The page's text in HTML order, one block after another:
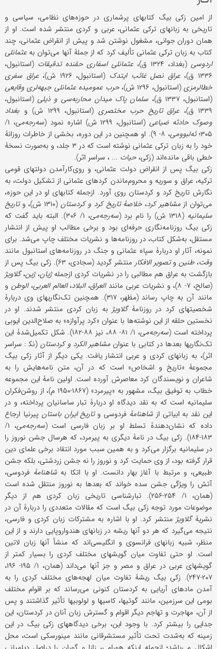
از امین زکی بیگ کتابهای پرشماری در حوزه‌های نظامی، سیاسی و
تاریخی به زبانهای ترکی عثمانی، عربی و کردی منتشر شده است. او از
همان دوران جوانی، مشغول نوشتن شد و پیش از انقراض عثمانی، چند
کتاب به زبان ترکی عثمانی تألیف کرد که از جملۀ آنها می‌توان بهعثمانلی
اردوسی (بغداد، ۱۳۲۴ ق)، عثمانلی اسفاری حقنده تدقیقات (استانبول،
۱۳۳۶ ق)،
عراق نصل غائب ایتدک (استانبول، ۱۹۲۶ ش)،
عراق سفری
خطالرمزی (استانبول، ۱۲۹۶ ش)،
حرب عمومیده عثمانلی جبهه‌لری وقایعی
(استانبول، ۱۳۳۷ ق)،
سلمان پاک میدان محاربه‌سی و ذیلی(استانبول،
۱۳۳۹ ق)،
عراق تاریخ حرب مختصری (استانبول، ۱۲۹۹ ش) و
بغداد
وصوک حادثه ضیاعی(استانبول، ۱۲۹۹ ش) اشاره نمود ( سه‌رجه‌می
، ۱/
۳۰۵؛ ئه‌لبوومی
، ۸- ۹). او همچنین در این دوره، بخشی از خاطرات روزانۀ
خود را به زبان ترکی عثمانی نوشته است که در ۳ جلد، و به‌صورت نسخۀ
خطی باقی مانده‌اند (زکی،حیات ... ، سراسر اثر).
زکی بیگ پس از انقراض دولت عثمانی، و روی‌کارآمدن دولتهای قومی
ترکیه، عراق و سوریه و محروم‌ماندن کردهای عثمانی از تشکیل دولت، به
نگارش تاریخ کرد و کردستان روی آورد. ازجمله کتابهای او در این حوزه،
می‌توان ازمشاهیر کرد،خلاصۀ تاریخ کرد و کردستان (۱۳۱۰ ش)، و
تاریخ
سلیمانیه (۱۳۱۸ ش) را نام برد ( سه‌رجه‌می
، ۱/ ۳۰۶). البته باید گفت که
زکی بیگ روزنامه‌نگاری حرفه‌ای بود و برخی مطالب او پیش از انتشار
مستقل، به‌شکل کتاب، در روزنامه‌ها و نشریات مختلف چاپ می‌شد. برای
نمونه، آثار او دربارۀ سپاه عثمانی و جنگ در روزنامه‌های استانبول مانند
وقت،طنین وتصویر الافکار
منتشر گردید (سجادی، ۶۳). زکی بیگ پس از
بازگشت به عراق هم مطالبی را در نشریات کردی ازجملهژیان،ژین،گلاویژ
(صالح، ۷- ۸)، و نشریات عربی مانند
العراق،البلاد،العالم العربی،الوطن و
مانند آن به چاپ رساند (مظهر، ۳۱۷). همچنین تک‌نگاریهای وی دربارۀ
شخصیتهای کرد در روزنامۀگلاویژ به زبان کردی منتشر شدند. او در
نخستین حلقه از این نوشته‌ها با عنوان «کرد پرآوازه» به صلاح‌الدین ایوبی
پرداخته است (سه‌رجه‌می
، ۱/ ۸۱- ۸۸، نیز ۸۸-۱۸۲). شکل تکمیل‌شدۀ این
تک‌نگاریها بعدها در کتابی با عنوان مشاهیر الکرد و کردستان (نک‍ : سراسر
اثر)، به زبانهای کردی و عربی انتشار یافت. یکی دیگر از آثار زکی بیگ
مجموعۀ «تاریخ و اشخاص» است که در آن، متن ‌نامه‌هایش را به
شاعران و نویسندگان کرد معاصرش آورده است. اولین نامۀ این مجموعه
خطاب به توفیق بیگ، مشهور به «پیرمرد» (۱۸۶۷-۱۹۵۰ م)، از روشن‌فکران
سلیمانیه است که به نقد دیدگاه او دربارۀ تبار ساسانیان پرداخته، و در
این نقد به ابیاتی ازشاهنامۀ فردوسی وتاریخ ایران باستان پیرنیا ارجاع
داده که نشان‌دهندۀ تسلط او بر زبان فارسی است (سه‌رجه‌می
، ۱/
۱۸۳-۱۸۴). زکی بیگ در نامۀ دیگری به پیرمرد، که هرسال جشن نوروز را
در سلیمانیه برگزار می‌کرد و به همین سبب مورد انتقاد برخی علمای دین
قرار گرفته بود، از وی حمایت کرد و نوروز را نه جشن زردشتی، بلکه جشن
طبیعی، و مرتبط با آغاز بهار دانست. او با اتکا بهشاهنامۀ فردوسی،
آتش را ویژگی جشن سده خواند که بعدها به نوروز منتقل شده است
(همان، ۱/ ۲۵۴-۲۵۶). تبارشناسی تاریخی زبان کردی هم از دیگر
موضوعات مورد توجه زکی بیگ است که مقالات متعددی را دربارۀ آن در
نشریۀگلاویژ منتشر کرد. او با اشاره به مشترکات زبان کردی و فارسی،
نتیجه می‌گیرد که هر دو آنها ریشه در زبانهای هندواروپایی دارند و از این
منظر، شبیه زبانهای فرانسوی و انگلیسی‌اند که منشأ آنها زبان لاتین
است. او حتى تفاوت میان گویشهای مختلف کردی را بسیار کمتر از
گویشهای عربی در عراق و مصر و جز آنها می‌داند (همان، ۱/ ۱۹۵- ۱۹۶،
۲۰۷-۲۴۷). زکی بیگ ریشۀ تفاوت میان لهجه‌های مختلف کردی را به
آمدن مادهای آریایی به کردستان کنونی می‌رساند که بر اقوام مختلف
بومی این سرزمین، مانند گوتیها، کاسیها و لولوبیها تأثیر گذاشتند و پس
از آن، مهاجرت و تهاجم دیگر اقوام و گسترش زبان آنان در کردستان، این
جدایی را بیشتر کرد. با وجود این، برخی دیدگاههای زکی بیگ در این
زمینه که به‌شدت تحت تأثیر مستشرقانی مانند مینورسکی است، محل